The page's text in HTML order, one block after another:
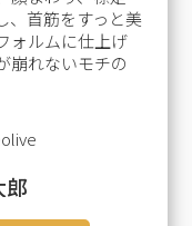
、首筋をすっと美
ォルムに仕上げ
崩れないモチの
郎